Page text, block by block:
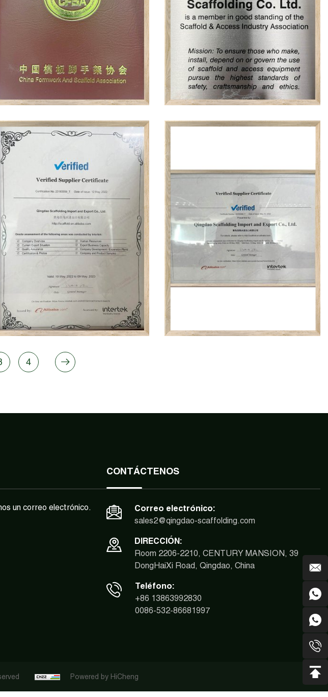
4
un correo electrónico.
CONTÁCTENOS
Correo electrónico:
sales2@qingdao-scaffolding.com
DIRECCIÓN:
Room 2206-2210, CENTURY MANSION, 39
DongHaiXi Road, Qingdao, China
Teléfono:
+86 13863992830
0086-532-86681997
Powered by HiCheng